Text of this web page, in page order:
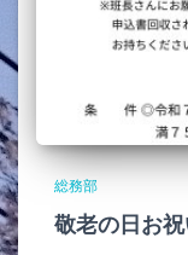
総務部
敬老の日お